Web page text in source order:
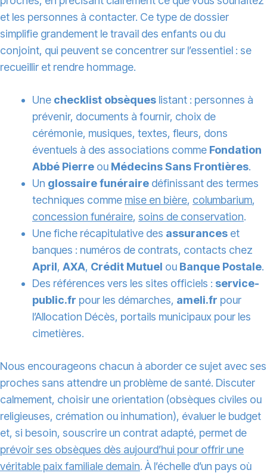
et les personnes à contacter. Ce type de dossier
simplifie grandement le travail des enfants ou du
conjoint, qui peuvent se concentrer sur l’essentiel : se
recueillir et rendre hommage.
Une checklist obsèques listant : personnes à
prévenir, documents à fournir, choix de
cérémonie, musiques, textes, fleurs, dons
éventuels à des associations comme Fondation
Abbé Pierre ou Médecins Sans Frontières.
Un glossaire funéraire définissant des termes
techniques comme mise en bière, columbarium,
concession funéraire, soins de conservation.
Une fiche récapitulative des assurances et
banques : numéros de contrats, contacts chez
April, AXA, Crédit Mutuel ou Banque Postale.
Des références vers les sites officiels : service-
public.fr pour les démarches, ameli.fr pour
l’Allocation Décès, portails municipaux pour les
cimetières.
Nous encourageons chacun à aborder ce sujet avec ses
proches sans attendre un problème de santé. Discuter
calmement, choisir une orientation (obsèques civiles ou
religieuses, crémation ou inhumation), évaluer le budget
et, si besoin, souscrire un contrat adapté, permet de
prévoir ses obsèques dès aujourd’hui pour offrir une
véritable paix familiale demain. À l’échelle d’un pays où